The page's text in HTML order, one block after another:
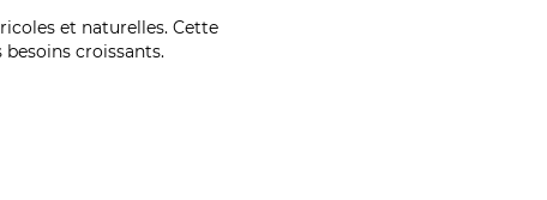
et naturelles. Cette
croissants.